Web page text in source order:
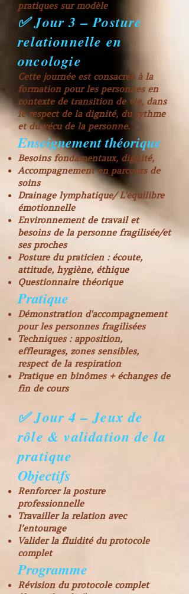
pratiques sur modèle
✅ Jour 3 – Posture
relationnelle en
oncologie
Cette journée est consacrée à la
formation pour les personnes en
contexte de transition de vie, dans
le respect de la dignité, du rythme
et du vécu de la personne.
Enseignement théorique
Besoins fondamentaux, dignité,
Accompagnement en parcours de
soins
Drainage lymphatique/ L'équilibre
émotionnelle
Environnement de travail et
besoins de la personne fragilisée/et
ses proches
Posture du praticien : écoute,
attitude, hygiène, éthique
Questionnaire théorique
Pratique
Démonstration d'accompagnement
pour les personnes fragilisées
Techniques : apposition,
effleurages, zones sensibles,
respect de la respiration
Pratique en binômes + échanges de
fin de cours
✅ Jour 4 – Jeux de
rôle & validation de la
pratique
Objectifs
Renforcer la posture
professionnelle
Travailler la relation avec
l’entourage
Valider la fluidité du protocole
complet
Programme
Révision du protocole complet